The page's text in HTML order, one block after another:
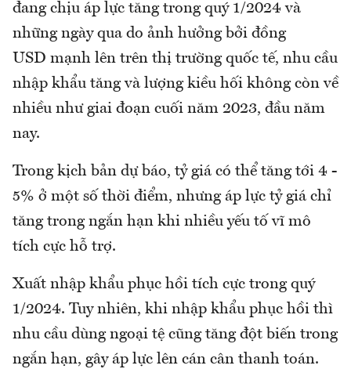
đang chịu áp lực tăng trong quý 1/2024 và
những ngày qua do ảnh hưởng bởi đồng
USD mạnh lên trên thị trường quốc tế, nhu cầu
nhập khẩu tăng và lượng kiều hối không còn về
nhiều như giai đoạn cuối năm 2023, đầu năm
nay.
Trong kịch bản dự báo, tỷ giá có thể tăng tới 4 -
5% ở một số thời điểm, nhưng áp lực tỷ giá chỉ
tăng trong ngắn hạn khi nhiều yếu tố vĩ mô
tích cực hỗ trợ.
Xuất nhập khẩu phục hồi tích cực trong quý
1/2024. Tuy nhiên, khi nhập khẩu phục hồi thì
nhu cầu dùng ngoại tệ cũng tăng đột biến trong
ngắn hạn, gây áp lực lên cán cân thanh toán.